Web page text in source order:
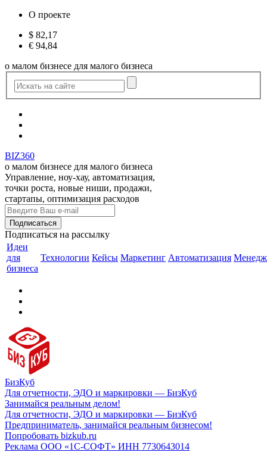
О проекте
$ 82,17
€ 94,84
о малом бизнесе для малого бизнеса
BIZ360
о малом бизнесе для малого бизнеса
Управление, ноу-хау, автоматизация,
точки роста, новые ниши, продажи,
стартапы, оптимизация расходов
Подписаться на рассылку
Идеи
для
бизнеса
Технологии Кейсы Маркетинг Автоматизация
БизКуб
Для отчетности, ЭДО и маркировки — БизКуб
Занимайся реальным делом!
Для отчетности, ЭДО и маркировки — БизКуб
Предприниматель, занимайся реальным бизнесом!
Попробовать bizkub.ru
Реклама ООО «1С-СОФТ» ИНН 7730643014